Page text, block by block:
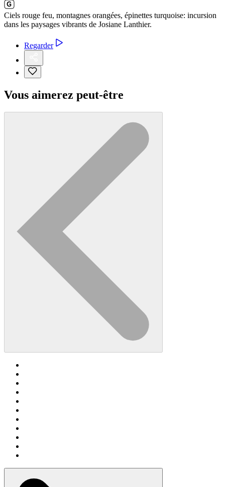
Ciels rouge feu, montagnes orangées, épinettes turquoise: incursion
dans les paysages vibrants de Josiane Lanthier.
Regarder
Vous aimerez peut-être